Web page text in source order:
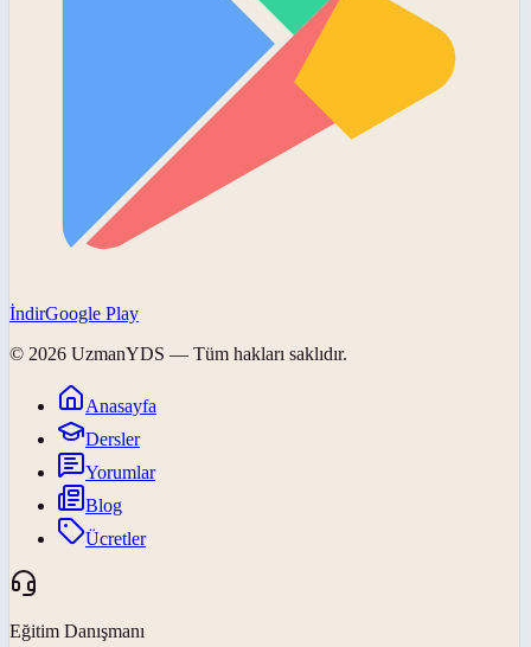
İndirGoogle Play
© 2026 UzmanYDS — Tüm hakları saklıdır.
Anasayfa
Dersler
Yorumlar
Blog
Ücretler
Eğitim Danışmanı